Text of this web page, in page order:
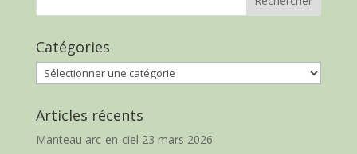
Catégories
Catégories
Articles récents
Manteau arc-en-ciel 23 mars 2026